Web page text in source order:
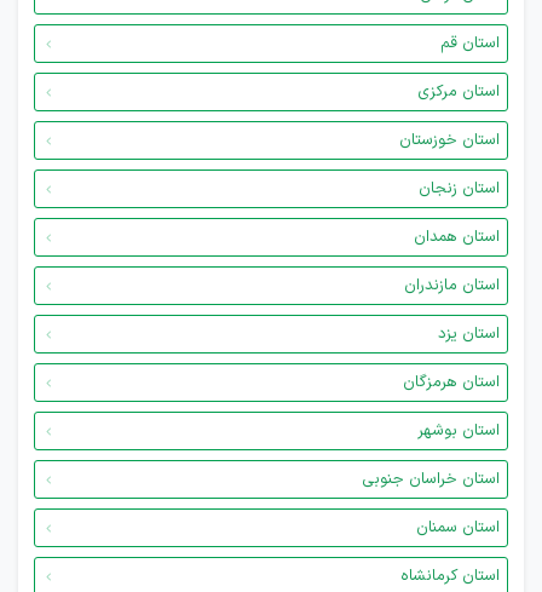
استان قم
استان مرکزی
استان خوزستان
استان زنجان
استان همدان
استان مازندران
استان یزد
استان هرمزگان
استان بوشهر
استان خراسان جنوبی
استان سمنان
استان کرمانشاه